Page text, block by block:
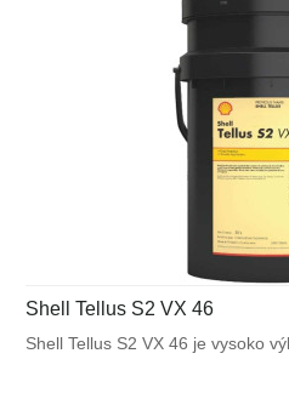
Shell Tellus S2 VX 46
Shell Tellus S2 VX 46 je vysoko